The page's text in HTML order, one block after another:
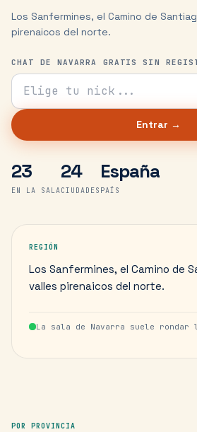
Los Sanfermines, el Camino de
pirenaicos del norte.
CHAT DE NAVARRA GRATIS SIN
Tu nick para el chat
Entrar →
23
EN LA SALA
24
CIUDADES
España
PAÍS
REGIÓN
Los Sanfermines, el Camino de
valles pirenaicos del norte.
La sala de Navarra suele rondar
POR PROVINCIA